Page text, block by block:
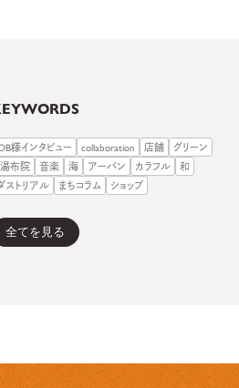
様インタビュー collaboration 店舗
グリーン
湯布院 音楽 海 アーバン カラフル
和
ストリアル まちコラム ショップ